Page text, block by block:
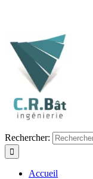
Rechercher:
Accueil